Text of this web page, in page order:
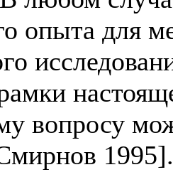
опыта для
вопросу
1995].